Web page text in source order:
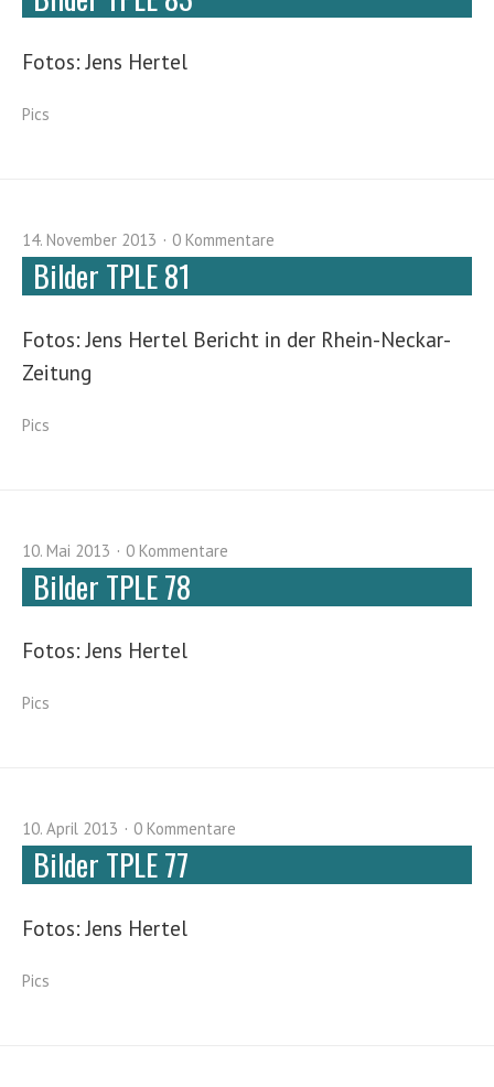
Fotos: Jens Hertel
Pics
14. November 2013 0 Kommentare
Bilder TPLE 81
Fotos: Jens Hertel Bericht in der Rhein-Neckar-
Zeitung
Pics
10. Mai 2013 0 Kommentare
Bilder TPLE 78
Fotos: Jens Hertel
Pics
10. April 2013 0 Kommentare
Bilder TPLE 77
Fotos: Jens Hertel
Pics